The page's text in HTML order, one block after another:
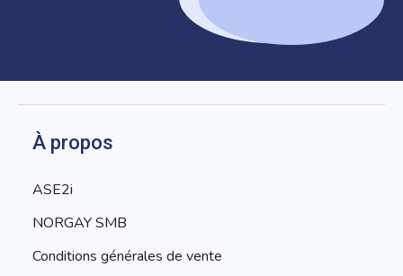
À propos
ASE2i
NORGAY SMB
Conditions générales de vente